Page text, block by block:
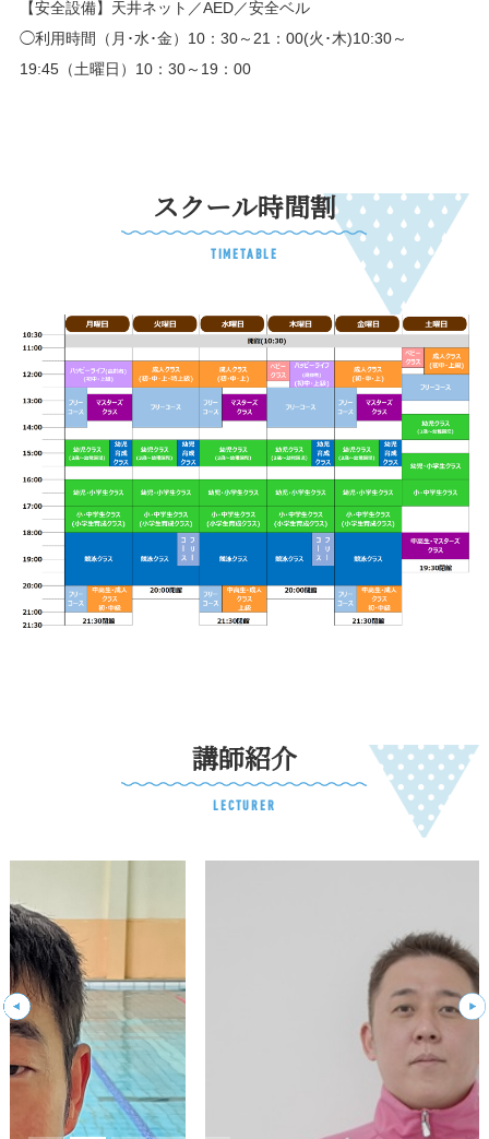
【安全設備】天井ネット／AED／安全ベル
◯利用時間（月･水･金）10：30～21：00(火･木)10:30～
19:45（土曜日）10：30～19：00
スクール時間割
TIMETABLE
講師紹介
LECTURER